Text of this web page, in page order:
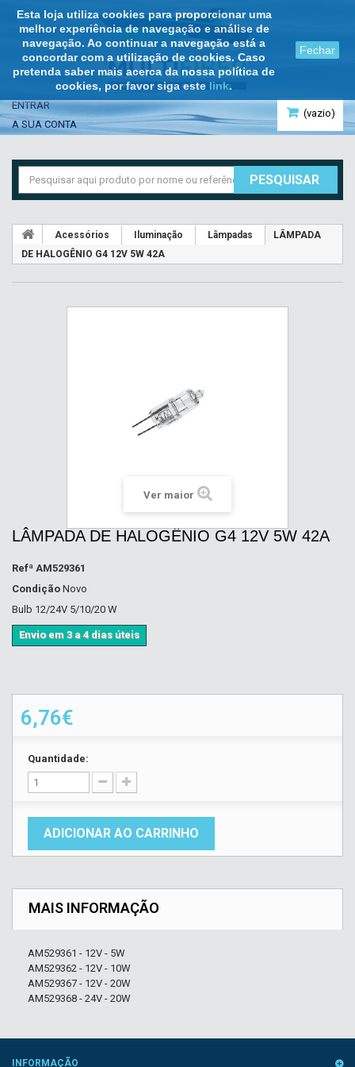
Esta loja utiliza cookies para proporcionar uma
melhor experiência de navegação e análise de
navegação. Ao continuar a navegação está a
concordar com a utilização de cookies. Caso
pretenda saber mais acerca da nossa política de
cookies, por favor siga este link.
Fechar
(vazio)
ENTRAR
A SUA CONTA
PESQUISAR
Acessórios Iluminação Lâmpadas
LÂMPADA
DE HALOGÊNIO G4 12V 5W 42A
Ver maior
LÂMPADA DE HALOGÊNIO G4 12V 5W 42A
Refª AM529361
Condição Novo
Bulb 12/24V 5/10/20 W
Envio em 3 a 4 dias úteis
6,76€
Quantidade:
ADICIONAR AO CARRINHO
MAIS INFORMAÇÃO
AM529361 - 12V - 5W
AM529362 - 12V - 10W
AM529367 - 12V - 20W
AM529368 - 24V - 20W
INFORMAÇÃO